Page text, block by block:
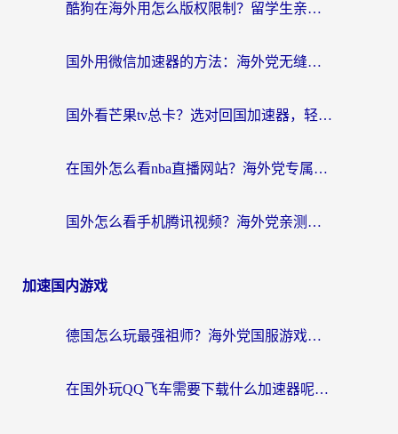
酷狗在海外用怎么版权限制？留学生亲测：3步解决听国内音乐难题
国外用微信加速器的方法：海外党无缝连接国内生活的实用指南
国外看芒果tv总卡？选对回国加速器，轻松追《浪姐》不费劲
在国外怎么看nba直播网站？海外党专属体育观赛指南，告别地区限制！
国外怎么看手机腾讯视频？海外党亲测有效的追剧加速器选择指南
加速国内游戏
德国怎么玩最强祖师？海外党国服游戏加速器选择全攻略（附宝可梦Online实测）
在国外玩QQ飞车需要下载什么加速器呢？海外党亲测有效的国服游戏加速指南